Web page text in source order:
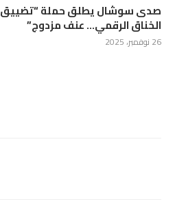
صدى سوشال يطلق حملة “تضييق
الخناق الرقمي… عنف مزدوج”
26 نوفمبر، 2025